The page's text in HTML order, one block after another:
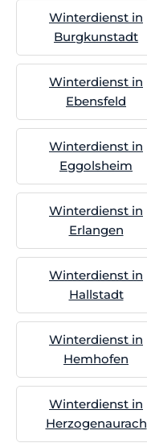
Winterdienst in
Burgkunstadt
Winterdienst in
Ebensfeld
Winterdienst in
Eggolsheim
Winterdienst in
Erlangen
Winterdienst in
Hallstadt
Winterdienst in
Hemhofen
Winterdienst in
Herzogenaurach